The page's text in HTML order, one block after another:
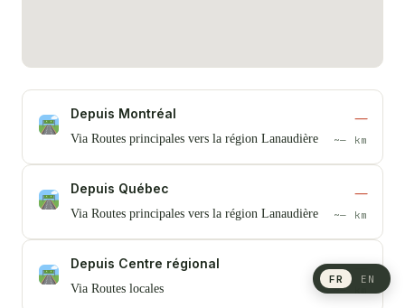
Depuis Montréal
Via Routes principales vers la région Lanaudière
—
~— km
Depuis Québec
Via Routes principales vers la région Lanaudière
—
~— km
Depuis Centre régional
Via Routes locales
—
~— km
FR EN